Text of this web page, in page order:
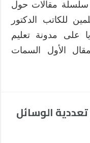
سلسلة مقالات حول
للكاتب الدكتور
على مدونة تعليم
الأول السمات
الوسائل